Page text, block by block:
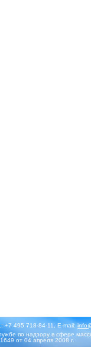
+7 495 718-84-11, E-mail:
по надзору в сфере
от 04 апреля 2008 г.